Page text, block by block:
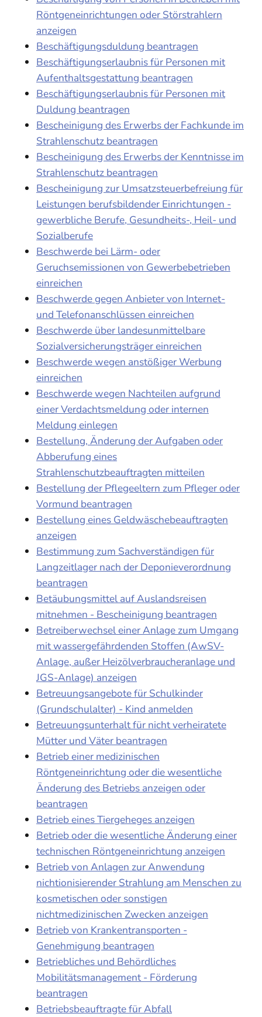
Röntgeneinrichtungen oder Störstrahlern
anzeigen
Beschäftigungsduldung beantragen
Beschäftigungserlaubnis für Personen mit
Aufenthaltsgestattung beantragen
Beschäftigungserlaubnis für Personen mit
Duldung beantragen
Bescheinigung des Erwerbs der Fachkunde im
Strahlenschutz beantragen
Bescheinigung des Erwerbs der Kenntnisse im
Strahlenschutz beantragen
Bescheinigung zur Umsatzsteuerbefreiung für
Leistungen berufsbildender Einrichtungen -
gewerbliche Berufe, Gesundheits-, Heil- und
Sozialberufe
Beschwerde bei Lärm- oder
Geruchsemissionen von Gewerbebetrieben
einreichen
Beschwerde gegen Anbieter von Internet-
und Telefonanschlüssen einreichen
Beschwerde über landesunmittelbare
Sozialversicherungsträger einreichen
Beschwerde wegen anstößiger Werbung
einreichen
Beschwerde wegen Nachteilen aufgrund
einer Verdachtsmeldung oder internen
Meldung einlegen
Bestellung, Änderung der Aufgaben oder
Abberufung eines
Strahlenschutzbeauftragten mitteilen
Bestellung der Pflegeeltern zum Pfleger oder
Vormund beantragen
Bestellung eines Geldwäschebeauftragten
anzeigen
Bestimmung zum Sachverständigen für
Langzeitlager nach der Deponieverordnung
beantragen
Betäubungsmittel auf Auslandsreisen
mitnehmen - Bescheinigung beantragen
Betreiberwechsel einer Anlage zum Umgang
mit wassergefährdenden Stoffen (AwSV-
Anlage, außer Heizölverbraucheranlage und
JGS-Anlage) anzeigen
Betreuungsangebote für Schulkinder
(Grundschulalter) - Kind anmelden
Betreuungsunterhalt für nicht verheiratete
Mütter und Väter beantragen
Betrieb einer medizinischen
Röntgeneinrichtung oder die wesentliche
Änderung des Betriebs anzeigen oder
beantragen
Betrieb eines Tiergeheges anzeigen
Betrieb oder die wesentliche Änderung einer
technischen Röntgeneinrichtung anzeigen
Betrieb von Anlagen zur Anwendung
nichtionisierender Strahlung am Menschen zu
kosmetischen oder sonstigen
nichtmedizinischen Zwecken anzeigen
Betrieb von Krankentransporten -
Genehmigung beantragen
Betriebliches und Behördliches
Mobilitätsmanagement - Förderung
beantragen
Betriebsbeauftragte für Abfall